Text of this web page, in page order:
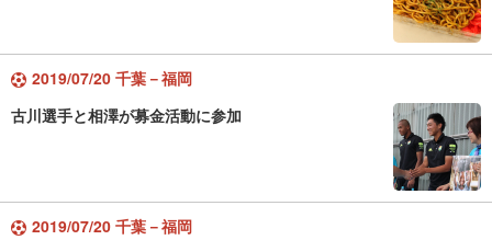
2019/07/20 千葉－福岡
古川選手と相澤が募金活動に参加
2019/07/20 千葉－福岡